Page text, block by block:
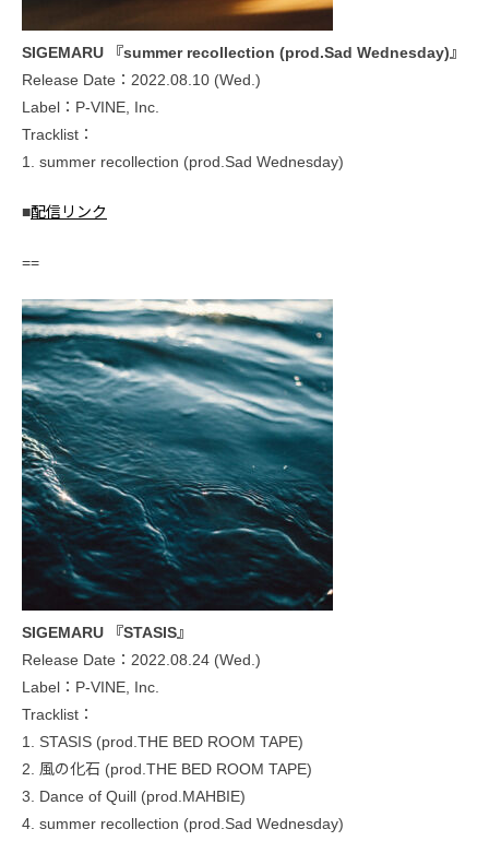
SIGEMARU 『summer recollection (prod.Sad Wednesday)』
Release Date：2022.08.10 (Wed.)
Label：P-VINE, Inc.
Tracklist：
1. summer recollection (prod.Sad Wednesday)
■配信リンク
==
SIGEMARU 『STASIS』
Release Date：2022.08.24 (Wed.)
Label：P-VINE, Inc.
Tracklist：
1. STASIS (prod.THE BED ROOM TAPE)
2. 風の化石 (prod.THE BED ROOM TAPE)
3. Dance of Quill (prod.MAHBIE)
4. summer recollection (prod.Sad Wednesday)